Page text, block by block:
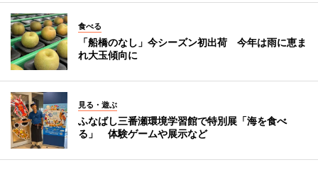
食べる
「船橋のなし」今シーズン初出荷 今年は雨に恵ま
れ大玉傾向に
見る・遊ぶ
ふなばし三番瀬環境学習館で特別展「海を食べ
る」 体験ゲームや展示など